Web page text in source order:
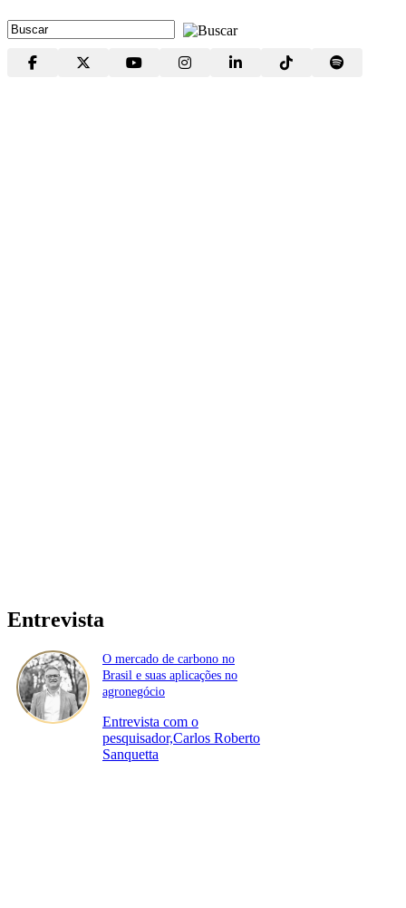
Entrevista
O mercado de carbono no
Brasil e suas aplicações no
agronegócio
Entrevista com o
pesquisador,Carlos Roberto
Sanquetta